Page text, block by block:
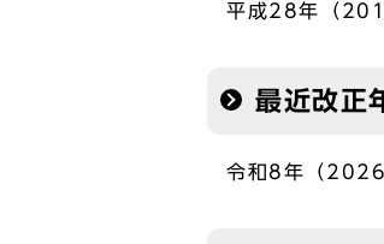
平成28年（
最近改正
令和8年（